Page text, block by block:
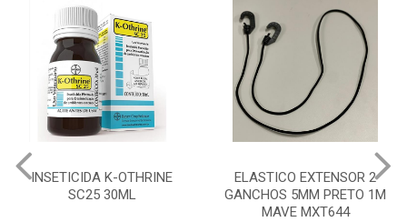
INSETICIDA K-OTHRINE
SC25 30ML
ELASTICO EXTENSOR 2
GANCHOS 5MM PRETO 1M
MAVE MXT644